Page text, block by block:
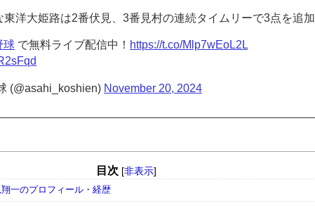
東洋大姫路は2番伏見、3番見村の連続タイムリーで3点を追加
球で無料ライブ配信中！ https://t.co/Mlp7wEoL2L
(@asahi_koshien) November 20, 2024
目次 [非表示]
翔一のプロフィール・経歴